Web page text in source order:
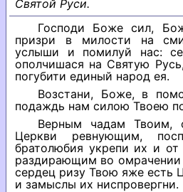
Святой Руси.
Господи Боже сил,
призри в милости на
услыши и помилуй нас:
ополчишася на Святую
погубити единый народ ея.
Возстани, Боже, в
подаждь нам силою Твоею
Верным чадам Твоим,
Церкви ревнующим,
братолюбия укрепи их и от
раздирающим во
сердец ризу Твою яже есть
и замыслы их ниспровергни.